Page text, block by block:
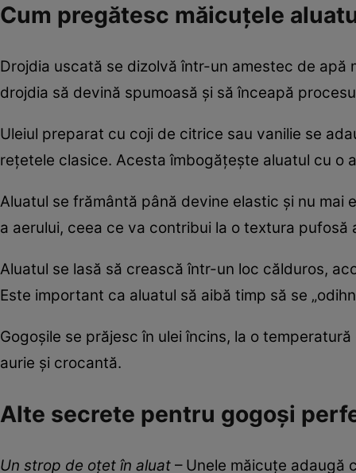
Cum pregătesc măicuțele
Drojdia uscată se dizolvă într-un amestec de apă
drojdia să devină spumoasă și să înceapă
Uleiul preparat cu coji de citrice sau vanilie se
rețetele clasice. Acesta îmbogățește aluatul cu o
Aluatul se frământă până devine elastic și nu
a aerului, ceea ce va contribui la o textura pufosă
Aluatul se lasă să crească într-un loc călduros,
Este important ca aluatul să aibă timp să se
Gogoșile se prăjesc în ulei încins, la o
aurie și crocantă.
Alte secrete pentru gogoși
Un strop de oțet în aluat – Unele măicuțe adaugă